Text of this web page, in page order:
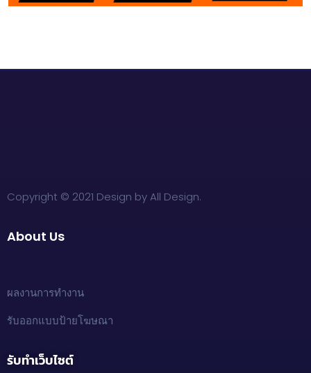
Copyright © 2021 Design by All Design.
About Us
ผลงานการทำงาน
รับออกแบบป้ายโฆษณา
รับทำเว็บไซต์